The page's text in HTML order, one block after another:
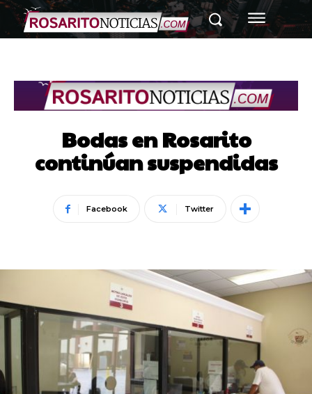
Bodas en Rosarito
continúan suspendidas
Facebook Twitter